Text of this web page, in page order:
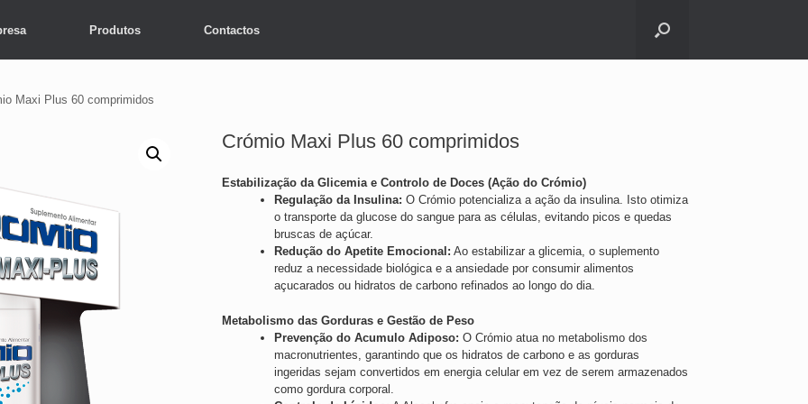
Produtos Contactos
Maxi Plus 60 comprimidos
Crómio Maxi Plus 60 comprimidos
Estabilização da Glicemia e Controlo de Doces (Ação do Crómio)
Regulação da Insulina: O Crómio potencializa a ação da insulina. Isto otimiza
o transporte da glucose do sangue para as células, evitando picos e quedas
bruscas de açúcar.
Redução do Apetite Emocional: Ao estabilizar a glicemia, o suplemento
reduz a necessidade biológica e a ansiedade por consumir alimentos
açucarados ou hidratos de carbono refinados ao longo do dia.
Metabolismo das Gorduras e Gestão de Peso
Prevenção do Acumulo Adiposo: O Crómio atua no metabolismo dos
macronutrientes, garantindo que os hidratos de carbono e as gorduras
ingeridas sejam convertidos em energia celular em vez de serem armazenados
como gordura corporal.